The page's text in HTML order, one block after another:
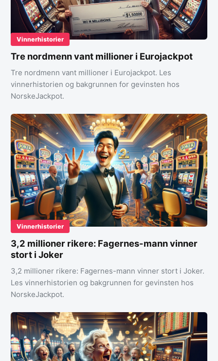
Vinnerhistorier
Tre nordmenn vant millioner i Eurojackpot
Tre nordmenn vant millioner i Eurojackpot. Les
vinnerhistorien og bakgrunnen for gevinsten hos
NorskeJackpot.
Vinnerhistorier
3,2 millioner rikere: Fagernes-mann vinner
stort i Joker
3,2 millioner rikere: Fagernes-mann vinner stort i Joker.
Les vinnerhistorien og bakgrunnen for gevinsten hos
NorskeJackpot.